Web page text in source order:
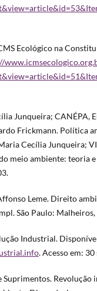
Ecológico na
Junqueira; CANÉPA,
Frickmann. Política
Cecília Junqueira;
meio ambiente: teoria
Leme. Direito
São Paulo:
Industrial.
. Acesso em: 30
Suprimentos. Revolução